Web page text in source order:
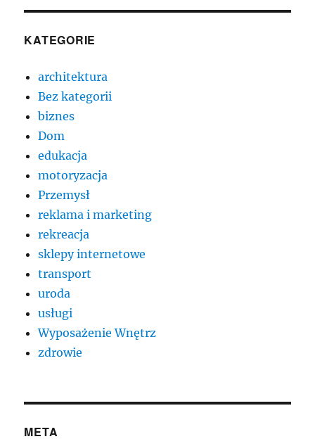
KATEGORIE
architektura
Bez kategorii
biznes
Dom
edukacja
motoryzacja
Przemysł
reklama i marketing
rekreacja
sklepy internetowe
transport
uroda
usługi
Wyposażenie Wnętrz
zdrowie
META